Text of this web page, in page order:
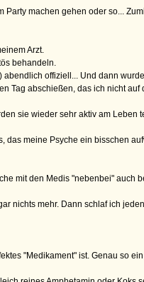
machen gehen oder so...
Arzt.
behandeln.
offiziell... Und dann
Tag abschießen, das ich nicht
sie wieder sehr aktiv am Leben
das meine Psyche ein bisschen
mit den Medis "nebenbei"
nichts mehr. Dann schlaf ich
"Medikament" ist. Genau so